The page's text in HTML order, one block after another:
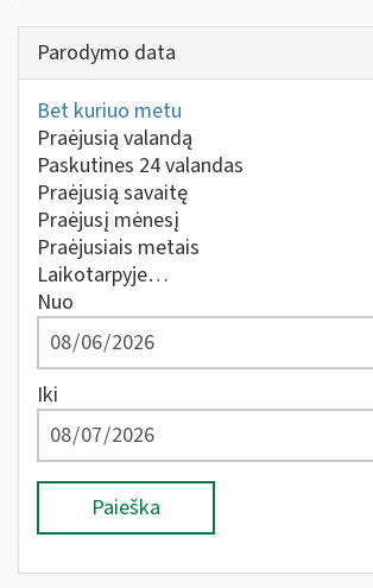
Parodymo data
Bet kuriuo metu
Praėjusią valandą
Paskutines 24 valandas
Praėjusią savaitę
Praėjusį mėnesį
Praėjusiais metais
Laikotarpyje…
Nuo
Iki
Paieška